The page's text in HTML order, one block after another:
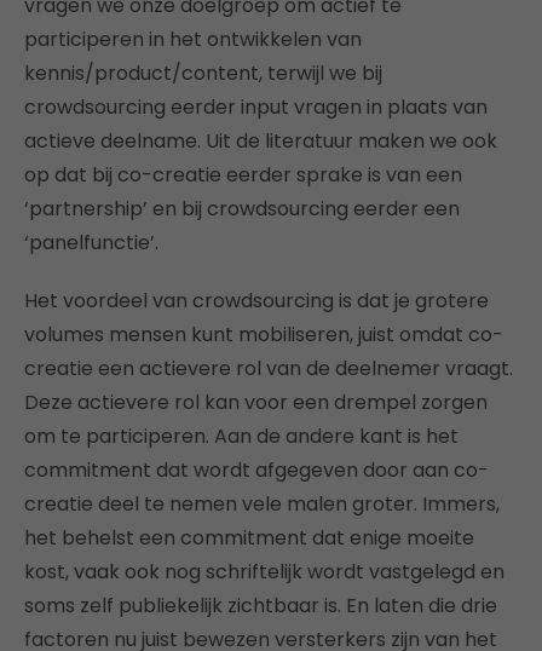
participeren in het ontwikkelen van
kennis/product/content, terwijl we bij
crowdsourcing eerder input vragen in plaats van
actieve deelname. Uit de literatuur maken we ook
op dat bij co-creatie eerder sprake is van een
‘partnership’ en bij crowdsourcing eerder een
‘panelfunctie’.
Het voordeel van crowdsourcing is dat je grotere
volumes mensen kunt mobiliseren, juist omdat co-
creatie een actievere rol van de deelnemer vraagt.
Deze actievere rol kan voor een drempel zorgen
om te participeren. Aan de andere kant is het
commitment dat wordt afgegeven door aan co-
creatie deel te nemen vele malen groter. Immers,
het behelst een commitment dat enige moeite
kost, vaak ook nog schriftelijk wordt vastgelegd en
soms zelf publiekelijk zichtbaar is. En laten die drie
factoren nu juist bewezen versterkers zijn van het